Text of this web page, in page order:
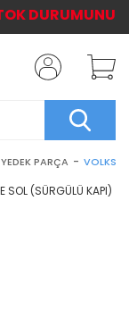
PARÇA
DURUMUNU